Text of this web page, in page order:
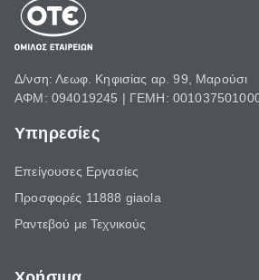
Δ/νση: Λεωφ. Κηφισίας αρ. 99, Μαρούσι
ΑΦΜ: 094019245 | ΓΕΜΗ:
Υπηρεσίες
Επείγουσες Εργασίες
Προσφορές 11888 giaola
Ραντεβού με Τεχνικούς